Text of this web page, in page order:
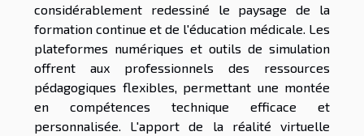
considérablement redessiné le paysage de la
formation continue et de l'éducation médicale. Les
plateformes numériques et outils de simulation
offrent aux professionnels des ressources
pédagogiques flexibles, permettant une montée
en compétences technique efficace et
personnalisée. L'apport de la réalité virtuelle